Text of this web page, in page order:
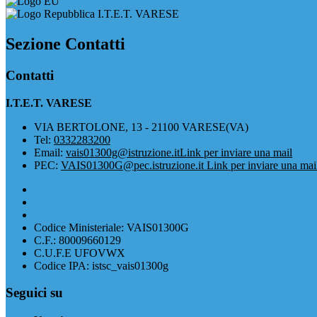
I.T.E.T. VARESE
Sezione Contatti
Contatti
I.T.E.T. VARESE
VIA BERTOLONE, 13 - 21100 VARESE(VA)
Tel: 0332283200
Email: vais01300g@istruzione.itLink per inviare una mail
PEC: VAIS01300G@pec.istruzione.it Link per inviare una
Codice Ministeriale: VAIS01300G
C.F.: 80009660129
C.U.F.E UFOVWX
Codice IPA: istsc_vais01300g
Seguici su